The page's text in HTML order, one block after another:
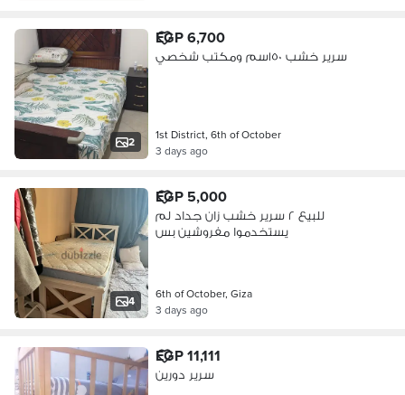
2
EGP 6,700
سرير خشب ١٥٠سم ومكتب شخصي
1st District, 6th of October
3 days ago
4
EGP 5,000
للبيع ٢ سرير خشب زان جداد لم
يستخدموا مفروشين بس
6th of October, Giza
3 days ago
EGP 11,111
سرير دورين